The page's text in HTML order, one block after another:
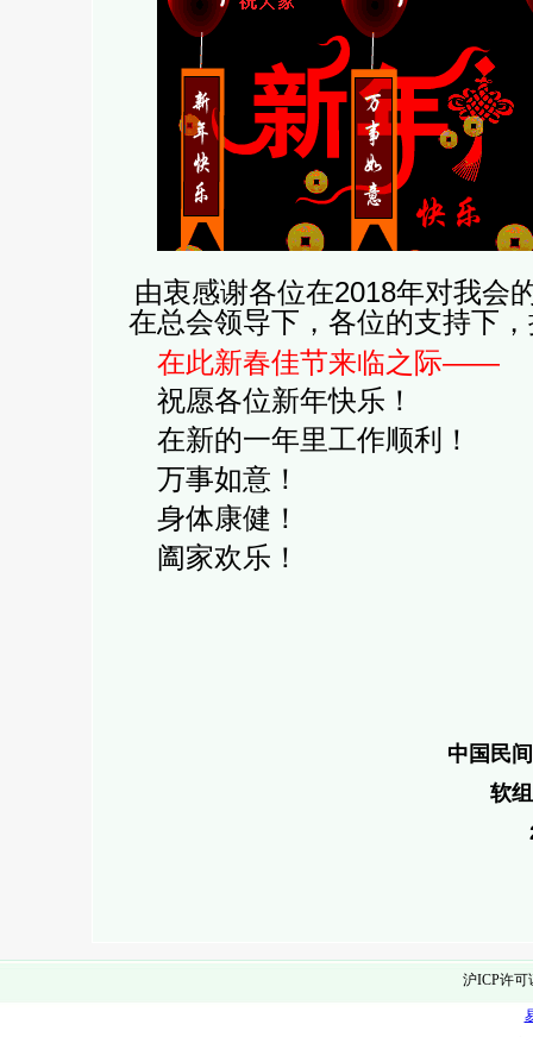
由衷感谢各位在2018年对我会
在总会领导下，各位的支持下
在此新春佳节来临之际——
祝愿各位新年快乐！
在新的一年里工作顺利！
万事如意！
身体康健！
阖家欢乐！
中国民
软
沪ICP许可